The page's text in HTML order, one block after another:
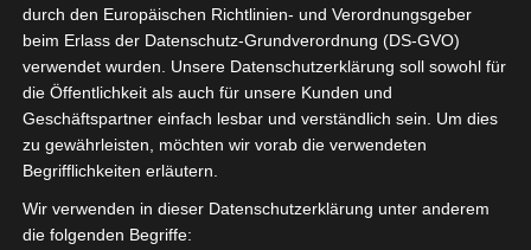
Herzliche Willkommen! Ich bin Natascha,
Gründerin von Röda Hus, einem Home &
Lifestyle-Blog, den ich 2015 ins Leben
beruftstätige Mama. Unserem Zuhause
durch den Europäischen Richtlinien- und Verordnungsgeber
beim Erlass der Datenschutz-Grundverordnung (DS-GVO)
verwendet wurden. Unsere Datenschutzerklärung soll sowohl für
die Öffentlichkeit als auch für unsere Kunden und
Geschäftspartner einfach lesbar und verständlich sein. Um dies
zu gewährleisten, möchten wir vorab die verwendeten
Begrifflichkeiten erläutern.
Wir verwenden in dieser Datenschutzerklärung unter anderem
die folgenden Begriffe: